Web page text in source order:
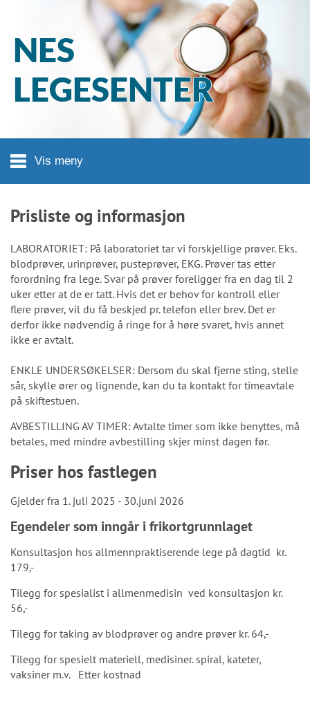
Hopp til hovedinnhold
NES
LEGESENTER
Vis meny
Prisliste og informasjon
LABORATORIET: På laboratoriet tar vi forskjellige prøver. Eks.
blodprøver, urinprøver, pusteprøver, EKG. Prøver tas etter
forordning fra lege. Svar på prøver foreligger fra en dag til 2
uker etter at de er tatt. Hvis det er behov for kontroll eller
flere prøver, vil du få beskjed pr. telefon eller brev. Det er
derfor ikke nødvendig å ringe for å høre svaret, hvis annet
ikke er avtalt.
ENKLE UNDERSØKELSER: Dersom du skal fjerne sting, stelle
sår, skylle ører og lignende, kan du ta kontakt for timeavtale
på skiftestuen.
AVBESTILLING AV TIMER: Avtalte timer som ikke benyttes, må
betales, med mindre avbestilling skjer minst dagen før.
Priser hos fastlegen
Gjelder fra 1. juli 2025 - 30.juni 2026
Egendeler som inngår i frikortgrunnlaget
Konsultasjon hos allmennpraktiserende lege på dagtid kr.
179,-
Tilegg for spesialist i allmenmedisin ved konsultasjon kr.
56,-
Tilegg for taking av blodprøver og andre prøver kr. 64,-
Tilegg for spesielt materiell, medisiner. spiral, kateter,
vaksiner m.v. Etter kostnad